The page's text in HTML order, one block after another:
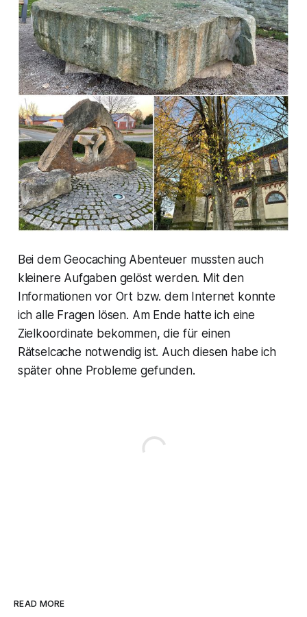
Bei dem Geocaching Abenteuer mussten auch
kleinere Aufgaben gelöst werden. Mit den
Informationen vor Ort bzw. dem Internet konnte
ich alle Fragen lösen. Am Ende hatte ich eine
Zielkoordinate bekommen, die für einen
Rätselcache notwendig ist. Auch diesen habe ich
später ohne Probleme gefunden.
READ MORE